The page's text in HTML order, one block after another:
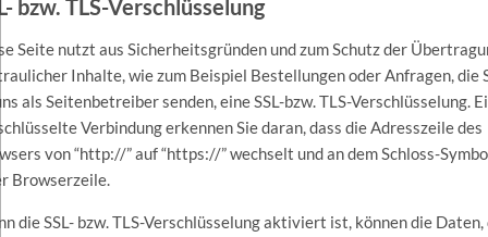
bzw. TLS-Verschlüsselung
Seite nutzt aus Sicherheitsgründen und zum Schutz der
Inhalte, wie zum Beispiel Bestellungen oder Anfragen, die
als Seitenbetreiber senden, eine SSL-bzw. TLS-Verschlüsselung.
Verbindung erkennen Sie daran, dass die Adresszeile des
von “http://” auf “https://” wechselt und an dem Schloss-
Browserzeile.
die SSL- bzw. TLS-Verschlüsselung aktiviert ist, können die Daten,